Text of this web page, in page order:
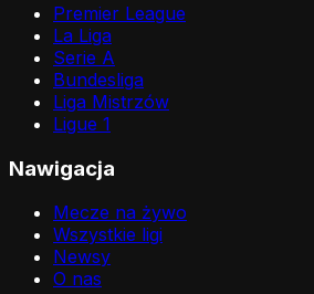
Premier League
La Liga
Serie A
Bundesliga
Liga Mistrzów
Ligue 1
Nawigacja
Mecze na żywo
Wszystkie ligi
Newsy
O nas